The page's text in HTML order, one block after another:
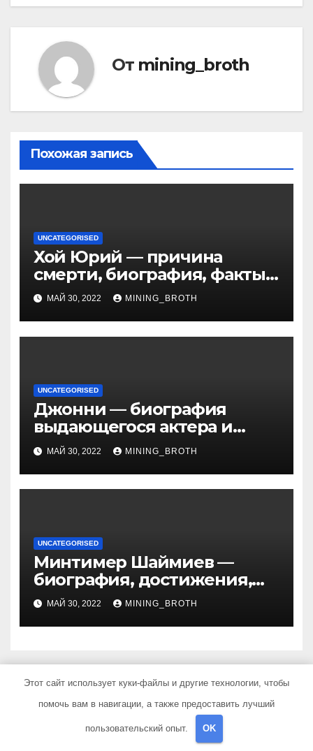
От mining_broth
Похожая запись
UNCATEGORISED
Хой Юрий — причина
смерти, биография, факты
из жизни Википедия
МАЙ 30, 2022 MINING_BROTH
UNCATEGORISED
Джонни — биография
выдающегося актера и
талантливого певца, чья
артистичность захватывает
миллионы сердец
МАЙ 30, 2022 MINING_BROTH
UNCATEGORISED
Минтимер Шаймиев —
биография, достижения,
семья
МАЙ 30, 2022 MINING_BROTH
Добавить комментарий
Для отправки комментария вам необходимо
Этот сайт использует куки-файлы и другие технологии, чтобы
помочь вам в навигации, а также предоставить лучший
пользовательский опыт. OK